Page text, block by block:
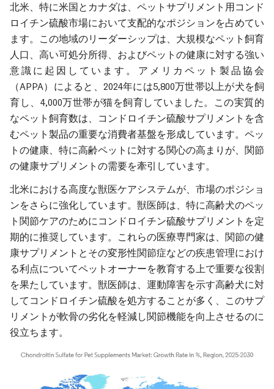
北米、特に米国とカナダは、ペットサプリメント用コンド
ロイチン硫酸市場において支配的なポジションを占めてい
ます。この地域のリーダーシップは、大規模なペット飼育
人口、高い可処分所得、およびペットの健康に対する強い
意識に起因しています。アメリカペット製品協会
（APPA）によると、2024年には5,800万世帯以上が犬を飼
育し、4,000万世帯が猫を飼育していました。この実質的
なペット飼育数は、コンドロイチン硫酸サプリメントを含
むペット製品の重要な消費者基盤を形成しています。ペッ
トの健康、特に高齢ペットに対する関心の高まりが、関節
の健康サプリメントの需要を牽引しています。
北米における高度な獣医ケアシステムが、市場のポジショ
ンをさらに強化しています。獣医師は、特に高齢犬のペッ
ト関節ケアのためにコンドロイチン硫酸サプリメントを定
期的に推奨しています。これらの医療専門家は、関節の健
康サプリメントとその変形性関節症などの疾患管理におけ
る利点についてペットオーナーを教育する上で重要な役割
を果たしています。獣医師は、運動障害を示す高齢犬に対
してコンドロイチン硫酸を処方することが多く、このサプ
リメントが軟骨の劣化を軽減し関節機能を向上させるのに
役立ちます。